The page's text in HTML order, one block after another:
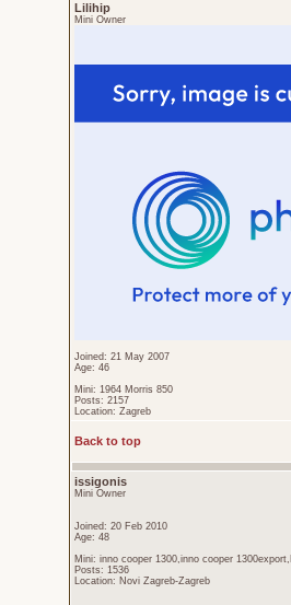
Lilihip
Mini Owner
Joined: 21 May 2007
Age: 46
Mini: 1964 Morris 850
Posts: 2157
Location: Zagreb
Back to top
issigonis
Mini Owner
Joined: 20 Feb 2010
Age: 48
Mini: inno cooper 1300,inno cooper
Posts: 1536
Location: Novi Zagreb-Zagreb